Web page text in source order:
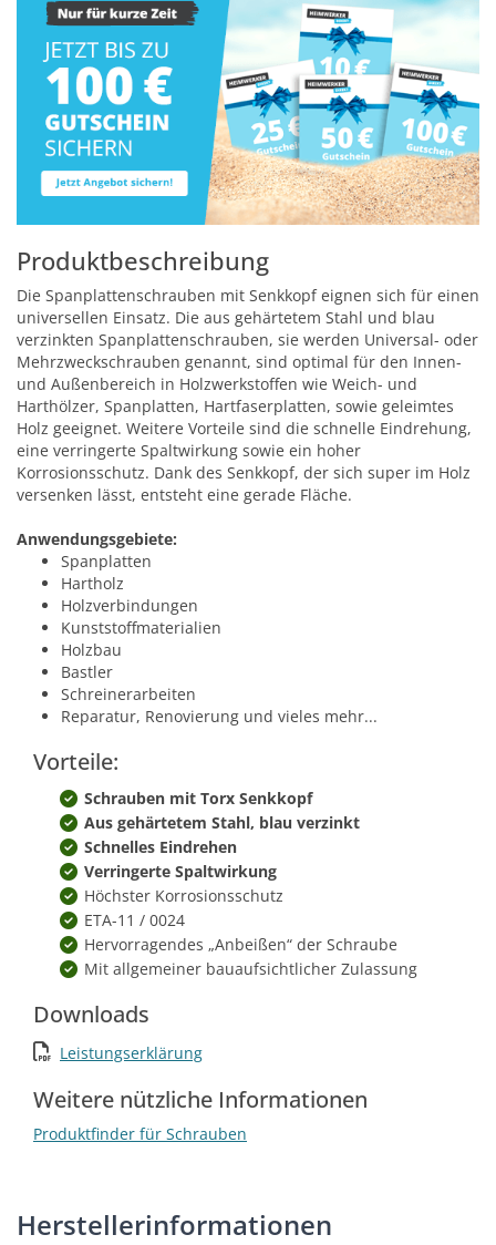
Produktbeschreibung
Die Spanplattenschrauben mit Senkkopf eignen sich für einen
universellen Einsatz. Die aus gehärtetem Stahl und blau
verzinkten Spanplattenschrauben, sie werden Universal- oder
Mehrzweckschrauben genannt, sind optimal für den Innen-
und Außenbereich in Holzwerkstoffen wie Weich- und
Harthölzer, Spanplatten, Hartfaserplatten, sowie geleimtes
Holz geeignet. Weitere Vorteile sind die schnelle Eindrehung,
eine verringerte Spaltwirkung sowie ein hoher
Korrosionsschutz. Dank des Senkkopf, der sich super im Holz
versenken lässt, entsteht eine gerade Fläche.
Anwendungsgebiete:
Spanplatten
Hartholz
Holzverbindungen
Kunststoffmaterialien
Holzbau
Bastler
Schreinerarbeiten
Reparatur, Renovierung und vieles mehr...
Vorteile:
Schrauben mit Torx Senkkopf
Aus gehärtetem Stahl, blau verzinkt
Schnelles Eindrehen
Verringerte Spaltwirkung
Höchster Korrosionsschutz
ETA-11 / 0024
Hervorragendes „Anbeißen“ der Schraube
Mit allgemeiner bauaufsichtlicher Zulassung
Downloads
Leistungserklärung
Weitere nützliche Informationen
Produktfinder für Schrauben
Herstellerinformationen